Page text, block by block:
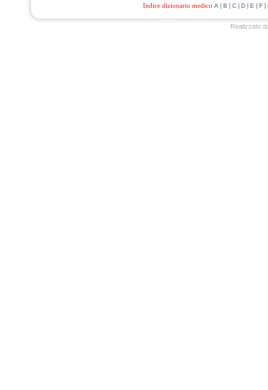
Indice dizionario medico A | B | C| D| E | F|
Realizzato